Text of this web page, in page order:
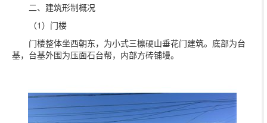
二、建筑形制概况
（1）门楼
门楼整体坐西朝东，为小式三檩硬山垂花门建筑。底部为台
基，台基外围为压面石台帮，内部方砖铺墁。